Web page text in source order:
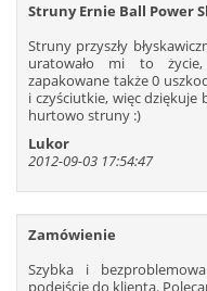
Struny Ernie Ball Power
Struny przyszły
uratowało mi to
zapakowane także 0
i czyściutkie, więc dziękuje
hurtowo struny :)
Lukor
2012-09-03 17:54:47
Zamówienie
Szybka i
podejście do klienta.